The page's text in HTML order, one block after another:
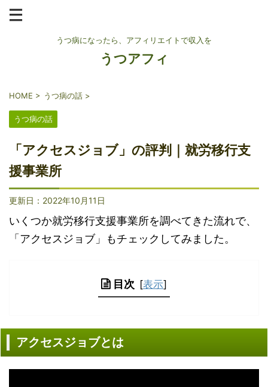
うつ病になったら、アフィリエイトで収入を
うつアフィ
HOME > うつ病の話 >
うつ病の話
「アクセスジョブ」の評判｜就労移行支
援事業所
更新日： 2022年10月11日
いくつか就労移行支援事業所を調べてきた流れで、
「アクセスジョブ」もチェックしてみました。
目次 [表示]
アクセスジョブとは